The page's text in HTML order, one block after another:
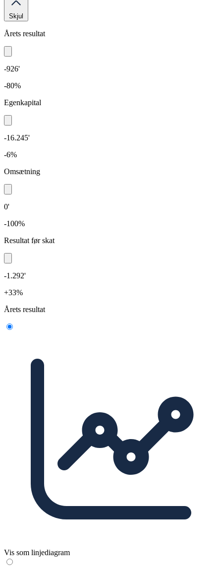
Skjul
Årets resultat
-926'
-80%
Egenkapital
-16.245'
-6%
Omsætning
0'
-100%
Resultat før skat
-1.292'
+33%
Årets resultat
Vis som linjediagram